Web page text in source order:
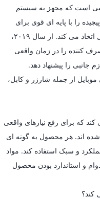
است که مجهز به سیستم
را با پایه ای قوی برای
ارتقای مفاهیم و ایده ها در مدل های محصول اتخاذ می کند. از سال ۲۰۱۹،
کننده را در زمان واقعی
جانبی را پیشنهاد دهد.
موبایل از جمله شارژر و کابل،
کند که برای رفع نیازهای واقعی
اند. هر محصول به گونه ای
و سبک استفاده کند. مواد
دوام و استاندارد بودن محصول
کند؟